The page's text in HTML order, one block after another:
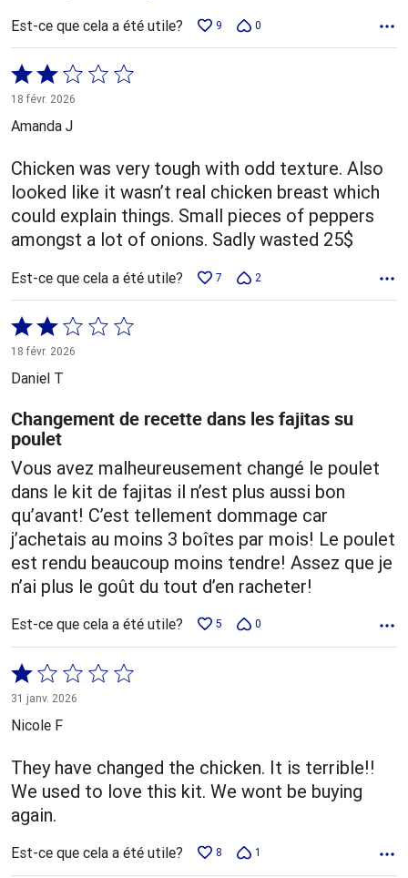
Est-ce que cela a été utile? 9 0
Coté
2 sur
5
18 févr. 2026
Amanda J
Chicken was very tough with odd texture. Also
looked like it wasn’t real chicken breast which
could explain things. Small pieces of peppers
amongst a lot of onions. Sadly wasted 25$
Est-ce que cela a été utile? 7 2
Coté
2 sur
5
18 févr. 2026
Daniel T
Changement de recette dans les fajitas su
poulet
Vous avez malheureusement changé le poulet
dans le kit de fajitas il n’est plus aussi bon
qu’avant! C’est tellement dommage car
j’achetais au moins 3 boîtes par mois! Le poulet
est rendu beaucoup moins tendre! Assez que je
n’ai plus le goût du tout d’en racheter!
Est-ce que cela a été utile? 5 0
Coté
1 sur
5
31 janv. 2026
Nicole F
They have changed the chicken. It is terrible!!
We used to love this kit. We wont be buying
again.
Est-ce que cela a été utile? 8 1